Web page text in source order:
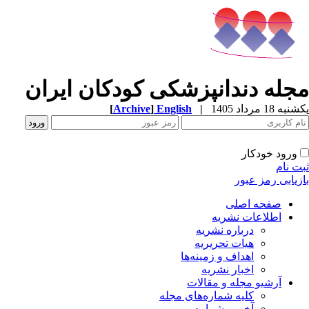
دندانپزشکی کودکان ایران
18 مرداد 1405 |
English
[Archive]
ورود خودکار
نام
رمز عبور
صفحه اصلی
اطلاعات نشریه
درباره نشریه
هیات تحریریه
اهداف و زمینه‌ها
اخبار نشریه
آرشیو مجله و مقالات
کلیه شماره‌های مجله